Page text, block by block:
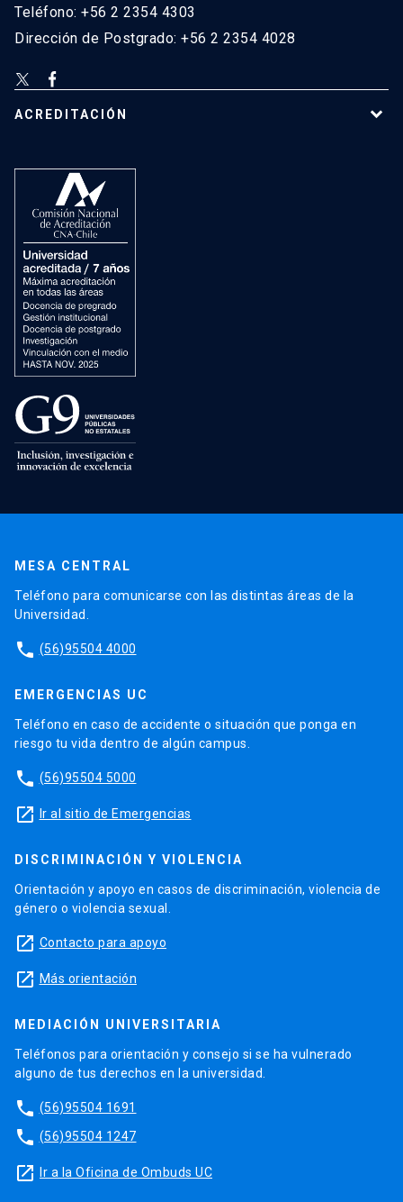
Teléfono: +56 2 2354 4303
Dirección de Postgrado: +56 2 2354 4028
ACREDITACIÓN
MESA CENTRAL
Teléfono para comunicarse con las distintas áreas de la
Universidad.
phone (56)95504 4000
EMERGENCIAS UC
Teléfono en caso de accidente o situación que ponga en
riesgo tu vida dentro de algún campus.
phone (56)95504 5000
launch Ir al sitio de Emergencias
DISCRIMINACIÓN Y VIOLENCIA
Orientación y apoyo en casos de discriminación, violencia de
género o violencia sexual.
launch Contacto para apoyo
launch Más orientación
MEDIACIÓN UNIVERSITARIA
Teléfonos para orientación y consejo si se ha vulnerado
alguno de tus derechos en la universidad.
phone (56)95504 1691
phone (56)95504 1247
launch Ir a la Oficina de Ombuds UC